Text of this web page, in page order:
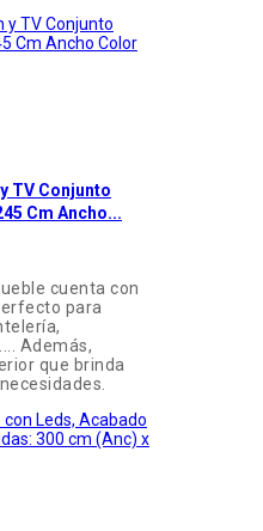
TV Conjunto
Cm Ancho...
cuenta con
para
Además,
que brinda